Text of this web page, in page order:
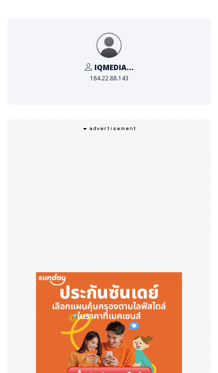
ก บางครั้งพวกเขาจำเป็นต้องรวดเร็วหรือทรงพลัง มีสไตล์ แ
ละบางครั้งก็สร้างสรรค์ในช่วงเวลานั้น และพวกเขาก็ทำสำเร็จ
ในทุกความท้าทาย” อนัน กล่าวเสริม
สำหรับนักกีฬาที่เกี่ยวข้องกับกีฬาในเมืองนี้ การวิ่งฟรีรันนิ่งเป็
ซ้อมที่น่าประทับใจที่พวกเขาทำ ทุกครั้งที่กระโดด ม้วนตัว และ
พลิกตัวทุกครั้ง ไม่เพียงแต่ต้องใช้ความสามารถทางร่างกายเ
ท่านั้น แต่ยังรวมถึงความแข็งแกร่งทางจิตใจและความไม่เกร
งกลัวอีกด้วย ประเทศไทยตระหนักถึงการเปลี่ยนแปลงนี้และใ
ช้ประโยชน์จากโอกาสนี้โดยมอบพื้นที่อันน่าทึ่งให้เป็นสนามเด็ก
เล่นสำหรับผู้ที่กำลังมองหาสิ่งกระตุ้นอะดรีนาลีน
“ฉันยังหวังว่าผู้คนจะเห็นว่าเราสนุกแค่ไหนในขณะที่ทำสิ่งท้า
ทายเหล่านี้และผลักดันตัวเอง มันเป็นกีฬาที่สนุกสนานจริงๆ
และผมต้องการให้ผู้คนเห็นด้านนั้นมากขึ้น ไม่ใช่แค่ส่วนที่สุดโ
ต่ง ฉันคิดว่าวัฒนธรรมปากัวร์ที่ดีต่อสุขภาพควรมีความสมดุล
ของทั้งสองอย่าง” อนัน แบ่งปัน
ทั้ง Red Bull และ Team Farang มั่นใจว่าความร่วมมือครั้
งนี้จะสร้างแรงบันดาลใจให้นักท่องเที่ยวจำนวนมากขึ้นเดินท
างมาเยี่ยมชมและสัมผัสกับความตื่นเต้นของกีฬาในเมืองในป
ระเทศ
เยี่ยมชมเพจ Red Bull ThailandTikTok&
Instagram
IQMEDIA...
184.22.88.143